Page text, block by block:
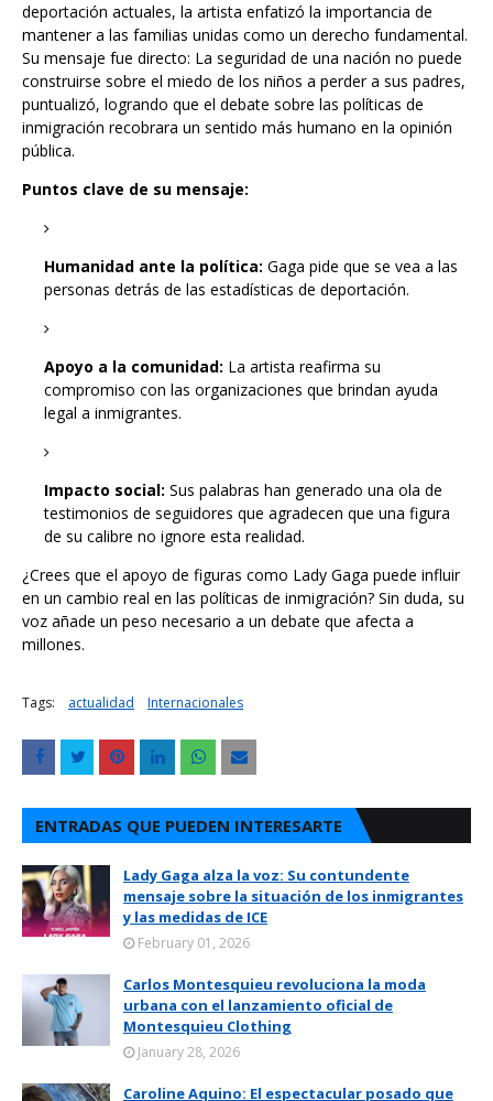
deportación actuales, la artista enfatizó la importancia de
mantener a las familias unidas como un derecho fundamental.
Su mensaje fue directo: La seguridad de una nación no puede
construirse sobre el miedo de los niños a perder a sus padres,
puntualizó, logrando que el debate sobre las políticas de
inmigración recobrara un sentido más humano en la opinión
pública.
Puntos clave de su mensaje:
Humanidad ante la política: Gaga pide que se vea a las
personas detrás de las estadísticas de deportación.
Apoyo a la comunidad: La artista reafirma su
compromiso con las organizaciones que brindan ayuda
legal a inmigrantes.
Impacto social: Sus palabras han generado una ola de
testimonios de seguidores que agradecen que una figura
de su calibre no ignore esta realidad.
¿Crees que el apoyo de figuras como Lady Gaga puede influir
en un cambio real en las políticas de inmigración? Sin duda, su
voz añade un peso necesario a un debate que afecta a
millones.
Tags: actualidad Internacionales
ENTRADAS QUE PUEDEN INTERESARTE
Lady Gaga alza la voz: Su contundente
mensaje sobre la situación de los inmigrantes
y las medidas de ICE
February 01, 2026
Carlos Montesquieu revoluciona la moda
urbana con el lanzamiento oficial de
Montesquieu Clothing
January 28, 2026
Caroline Aquino: El espectacular posado que